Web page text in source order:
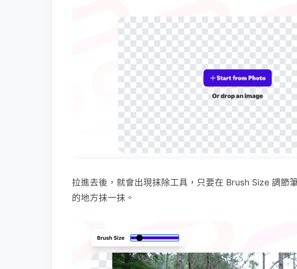
拉進去後，就會出現抹除工具，只要在 Brush Size 調節
的地方抹一抹。